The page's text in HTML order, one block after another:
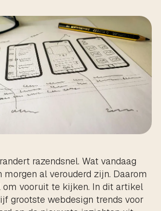
razendsnel. Wat vandaag
morgen al verouderd zijn. Daarom
om vooruit te kijken. In dit artikel
grootste webdesign trends voor